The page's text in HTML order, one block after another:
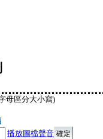
母區分大小寫)
播放圖檔聲音